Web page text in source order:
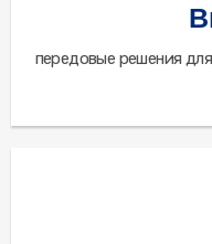
передовые решения